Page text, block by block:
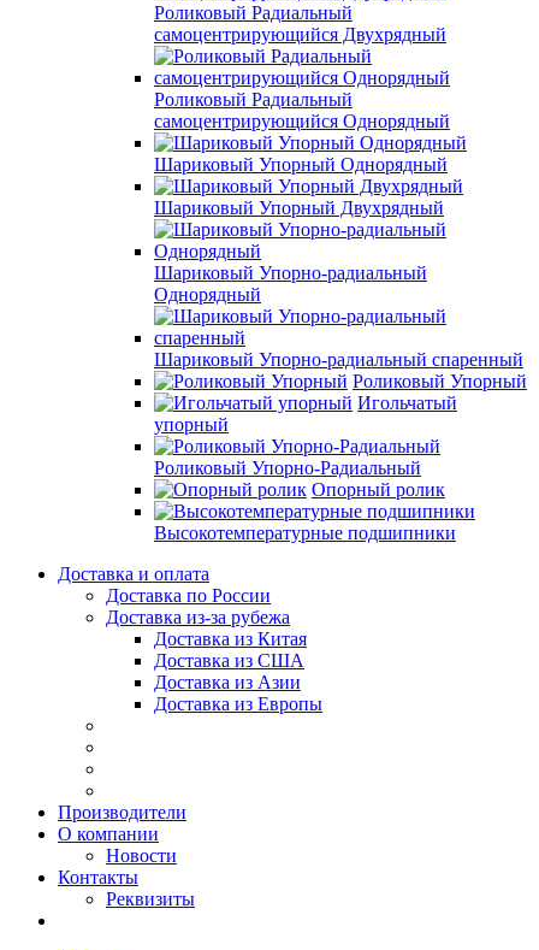
Роликовый Радиальный
самоцентрирующийся Двухрядный
Роликовый Радиальный
самоцентрирующийся Однорядный
Шариковый Упорный Однорядный
Шариковый Упорный Двухрядный
Шариковый Упорно-радиальный
Однорядный
Шариковый Упорно-радиальный спаренный
Роликовый Упорный
Игольчатый
упорный
Роликовый Упорно-Радиальный
Опорный ролик
Высокотемпературные подшипники
Доставка и оплата
Доставка по России
Доставка из-за рубежа
Доставка из Китая
Доставка из США
Доставка из Азии
Доставка из Европы
Производители
О компании
Новости
Контакты
Реквизиты